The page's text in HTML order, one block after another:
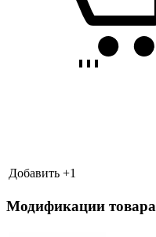
Добавить +1
Модификации товара